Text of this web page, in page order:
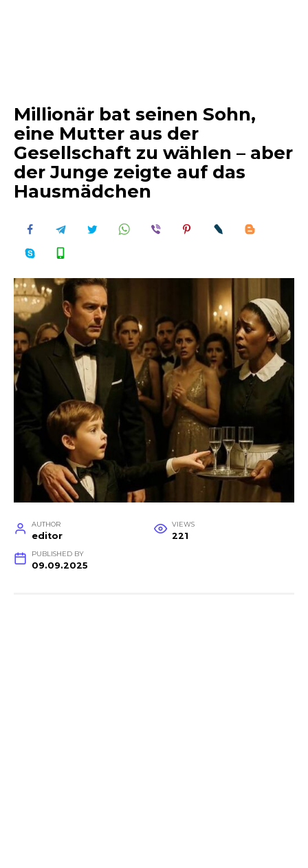
Millionär bat seinen Sohn,
eine Mutter aus der
Gesellschaft zu wählen – aber
der Junge zeigte auf das
Hausmädchen
AUTHOR
editor
VIEWS
221
PUBLISHED BY
09.09.2025